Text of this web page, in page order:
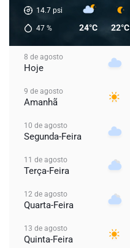
14.7 psi
47 % 24°C 22°C
8 de agosto
Hoje
9 de agosto
Amanhã
10 de agosto
Segunda-Feira
11 de agosto
Terça-Feira
12 de agosto
Quarta-Feira
13 de agosto
Quinta-Feira